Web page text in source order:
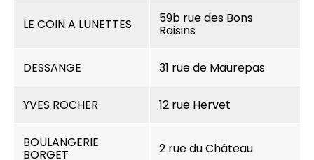
LE COIN A LUNETTES 59b rue des Bons
Raisins
DESSANGE 31 rue de Maurepas
YVES ROCHER 12 rue Hervet
BOULANGERIE
BORGET 2 rue du Château